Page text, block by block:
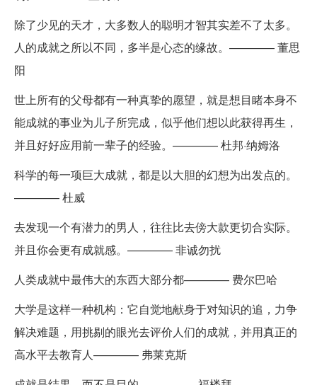
除了少见的天才，大多数人的聪明才智其实差不了太多。
人的成就之所以不同，多半是心态的缘故。———— 董思
阳
世上所有的父母都有一种真挚的愿望，就是想目睹本身不
能成就的事业为儿子所完成，似乎他们想以此获得再生，
并且好好应用前一辈子的经验。———— 杜邦·纳姆洛
科学的每一项巨大成就，都是以大胆的幻想为出发点的。
———— 杜威
去发现一个有潜力的男人，往往比去傍大款更切合实际。
并且你会更有成就感。———— 非诚勿扰
人类成就中最伟大的东西大部分都———— 费尔巴哈
大学是这样一种机构：它自觉地献身于对知识的追，力争
解决难题，用挑剔的眼光去评价人们的成就，并用真正的
高水平去教育人———— 弗莱克斯